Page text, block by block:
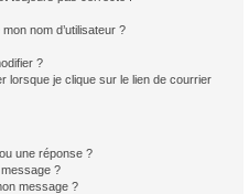
nom d’utilisateur ?
?
lorsque je clique sur le lien de courrier
une réponse ?
?
message ?